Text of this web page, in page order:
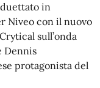
in
Niveo con il nuovo
sull’onda
Dennis
protagonista del